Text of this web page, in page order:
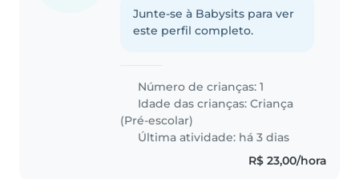
Junte-se à Babysits para ver
este perfil completo.
Número de crianças: 1
Idade das crianças:Criança
(Pré-escolar)
Última atividade: há 3 dias
R$ 23,00/hora